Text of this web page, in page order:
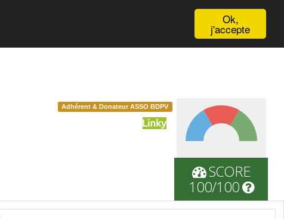
Ok,
j'accepte
Adhérent & Donateur ASSO BDPV
SCORE
100/100